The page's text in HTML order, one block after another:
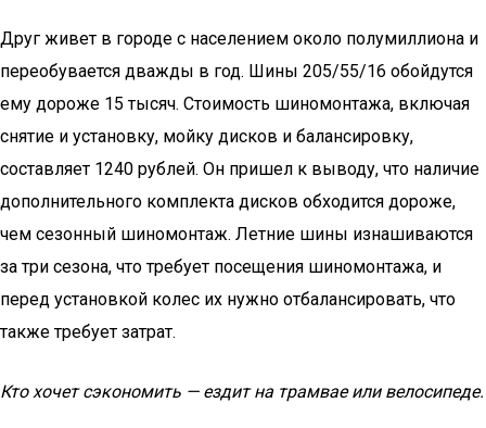
Друг живет в городе с населением около полумиллиона и
переобувается дважды в год. Шины 205/55/16 обойдутся
ему дороже 15 тысяч. Стоимость шиномонтажа, включая
снятие и установку, мойку дисков и балансировку,
составляет 1240 рублей. Он пришел к выводу, что наличие
дополнительного комплекта дисков обходится дороже,
чем сезонный шиномонтаж. Летние шины изнашиваются
за три сезона, что требует посещения шиномонтажа, и
перед установкой колес их нужно отбалансировать, что
также требует затрат.
Кто хочет сэкономить — ездит на трамвае или велосипеде.